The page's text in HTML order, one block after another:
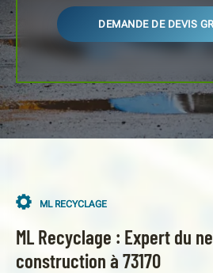
DEMANDE DE DEVIS
ML RECYCLAGE
ML Recyclage : Expert du
construction à 73170